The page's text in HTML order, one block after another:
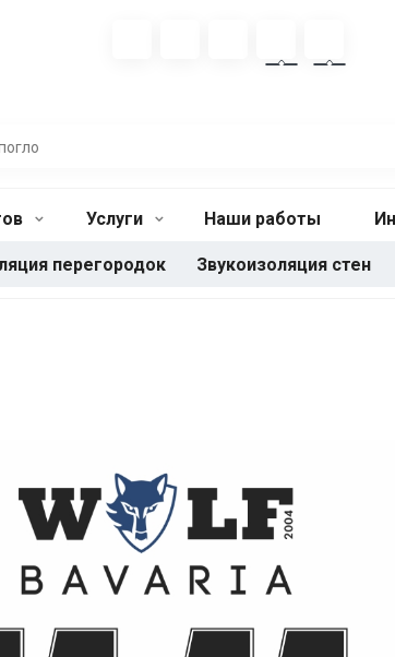
Услуги Наши работы
перегородок Звукоизоляция стен